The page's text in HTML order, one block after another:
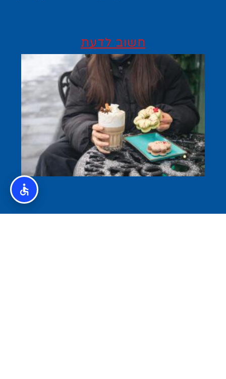
חשוב לדעת